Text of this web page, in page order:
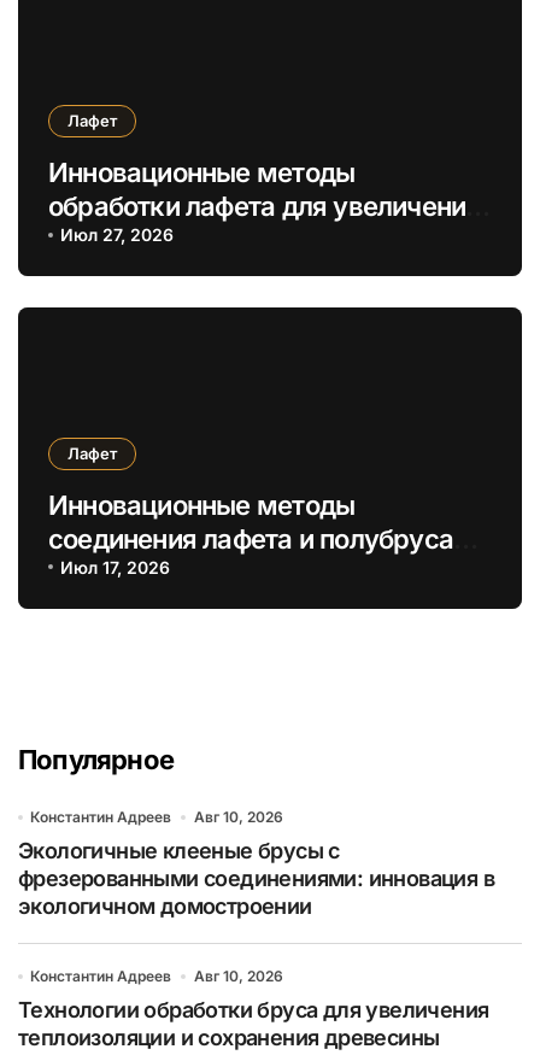
Лафет
Инновационные методы
обработки лафета для увеличения
теплоизоляции и долговечности
сруба
Июл 27, 2026
Лафет
Инновационные методы
соединения лафета и полубруса
для усиленной теплоизоляции
Июл 17, 2026
Популярное
Константин Адреев Авг 10, 2026
Экологичные клееные брусы с
фрезерованными соединениями: инновация в
экологичном домостроении
Константин Адреев Авг 10, 2026
Технологии обработки бруса для увеличения
теплоизоляции и сохранения древесины